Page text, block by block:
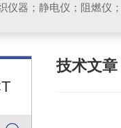
仪器；静电仪；阻燃仪
技术文章